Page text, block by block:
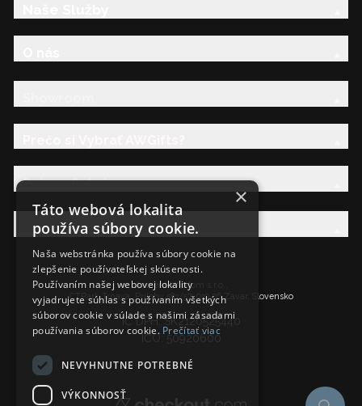
Právna Sekcia
AW Rodina
Ancient Wisdom s.r.o.,
CTPark Trnava, Prílohy 583/57, 919 26 Zavar, Slovensko
IČ DPH: SK2120525440
IČO: 50920600
×
Táto webová lokalita
používa súbory cookie.
Naša webstránka používa súbory cookie na
zlepšenie používateľskej skúsenosti.
Používaním našej webovej lokality
vyjadrujete súhlas s používaním všetkých
súborov cookie v súlade s našimi zásadami
používania súborov cookie. Prečítať viac
NEVYHNUTNE POTREBNÉ
VÝKONNOSŤ